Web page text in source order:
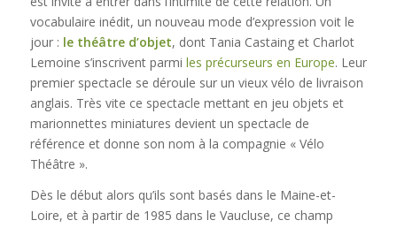
vocabulaire inédit, un nouveau mode d’expression voit le
jour : le théâtre d’objet, dont Tania Castaing et Charlot
Lemoine s’inscrivent parmi les précurseurs en Europe. Leur
premier spectacle se déroule sur un vieux vélo de livraison
anglais. Très vite ce spectacle mettant en jeu objets et
marionnettes miniatures devient un spectacle de
référence et donne son nom à la compagnie « Vélo
Théâtre ».
Dès le début alors qu’ils sont basés dans le Maine-et-
Loire, et à partir de 1985 dans le Vaucluse, ce champ